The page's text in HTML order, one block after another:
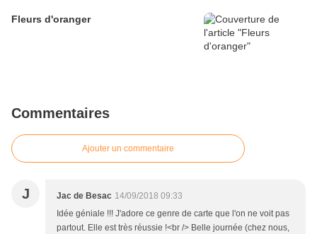
Fleurs d'oranger
Commentaires
Ajouter un commentaire
J Jac de Besac 14/09/2018 09:33
Idée géniale !!! J'adore ce genre de carte que l'on ne voit pas
partout. Elle est très réussie !<br /> Belle journée (chez nous,